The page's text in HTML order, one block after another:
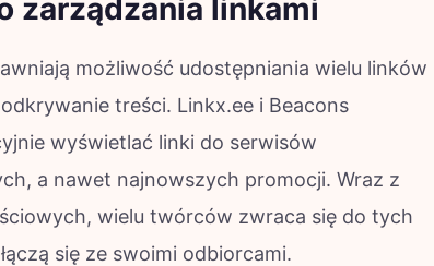
zarządzania linkami
możliwość udostępniania wielu linków
treści. Linkx.ee i Beacons
wyświetlać linki do serwisów
a nawet najnowszych promocji. Wraz z
wielu twórców zwraca się do tych
się ze swoimi odbiorcami.